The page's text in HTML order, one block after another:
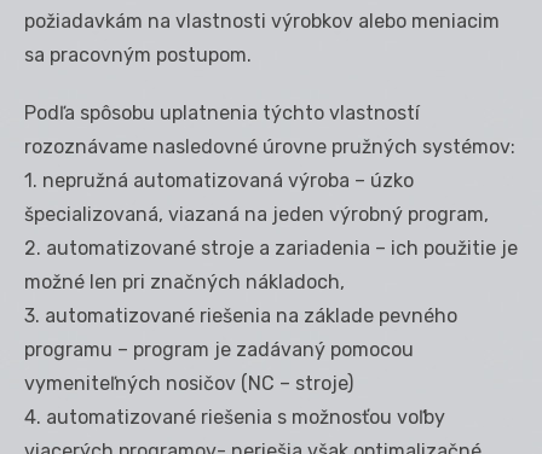
požiadavkám na vlastnosti výrobkov alebo meniacim
sa pracovným postupom.
Podľa spôsobu uplatnenia týchto vlastností
rozoznávame nasledovné úrovne pružných systémov:
1. nepružná automatizovaná výroba – úzko
špecializovaná, viazaná na jeden výrobný program,
2. automatizované stroje a zariadenia – ich použitie je
možné len pri značných nákladoch,
3. automatizované riešenia na základe pevného
programu – program je zadávaný pomocou
vymeniteľných nosičov (NC – stroje)
4. automatizované riešenia s možnosťou voľby